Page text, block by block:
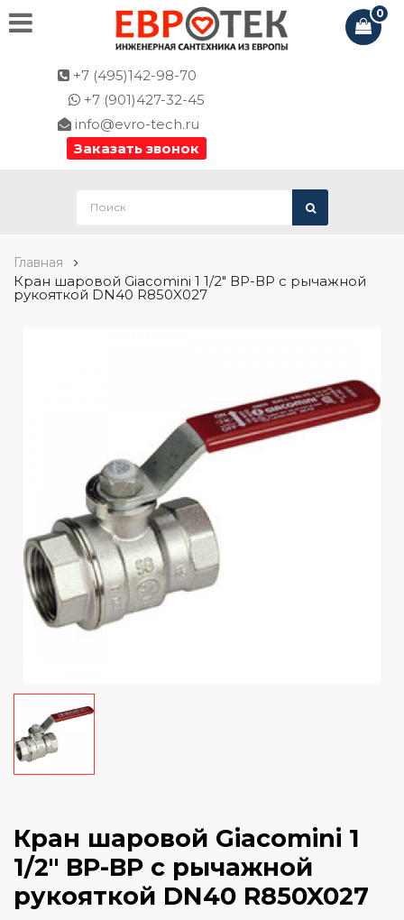
+7 (495)142-98-70
+7 (901)427-32-45
info@evro-tech.ru
Заказать звонок
0
Главная
Кран шаровой Giacomini 1 1/2" ВР-ВР с рычажной
рукояткой DN40 R850X027
Кран шаровой Giacomini 1
1/2" ВР-ВР с рычажной
рукояткой DN40 R850X027